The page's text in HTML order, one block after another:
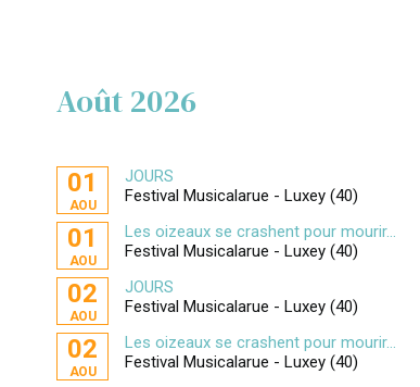
Août 2026
01
AOU
JOURS
Festival Musicalarue - Luxey (40)
01
AOU
Les oizeaux se crashent pour mourir...
Festival Musicalarue - Luxey (40)
02
AOU
JOURS
Festival Musicalarue - Luxey (40)
02
AOU
Les oizeaux se crashent pour mourir...
Festival Musicalarue - Luxey (40)